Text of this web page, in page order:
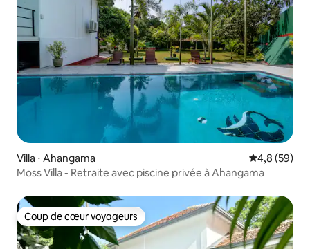
Villa ⋅ Ahangama Évaluation
4,8 (59)
Moss Villa - Retraite avec piscine privée à Ahangama
Coup de cœur voyageurs
Coup de cœur voyageurs